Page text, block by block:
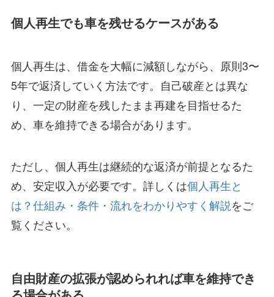
個人再生でも車を残せるケースがある
個人再生は、借金を大幅に減額しながら、原則3〜
5年で返済していく方法です。自己破産とは異な
り、一定の財産を残したまま再建を目指せるた
め、車を維持できる場合があります。
ただし、個人再生は継続的な返済が前提となるた
め、安定収入が必要です。詳しくは個人再生と
は？仕組み・条件・流れをわかりやすく解説をご
覧ください。
自由財産の拡張が認められれば車を維持でき